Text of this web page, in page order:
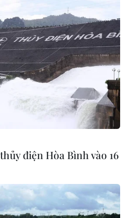
đánh giá
cơ giới hóa
nghị tăng lãi
sớm hạ
Quốc
2026
điện Hòa Bình vào 16